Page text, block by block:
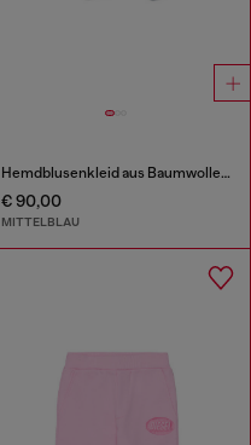
Hemdblusenkleid aus Baumwolle und Denim mit Rosenprint
€ 90,00
MITTELBLAU